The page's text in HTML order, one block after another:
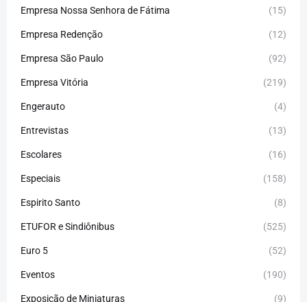
Empresa Nossa Senhora de Fátima (15)
Empresa Redenção (12)
Empresa São Paulo (92)
Empresa Vitória (219)
Engerauto (4)
Entrevistas (13)
Escolares (16)
Especiais (158)
Espirito Santo (8)
ETUFOR e Sindiônibus (525)
Euro 5 (52)
Eventos (190)
Exposição de Miniaturas (9)